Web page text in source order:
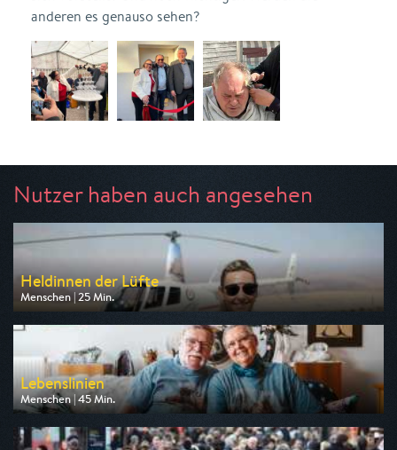
anderen es genauso sehen?
Nutzer haben auch angesehen
Heldinnen der Lüfte
Menschen | 25 Min.
Ausgestrahlt von arte
am 09.08.2026, 05:40
Lebenslinien
Menschen | 45 Min.
Ausgestrahlt von BR
am 10.08.2026, 22:00